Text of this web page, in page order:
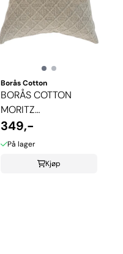
Borås Cotton
BORÅS COTTON
MORITZ
PYNTEPUTETREKK
349,-
På lager
Kjøp